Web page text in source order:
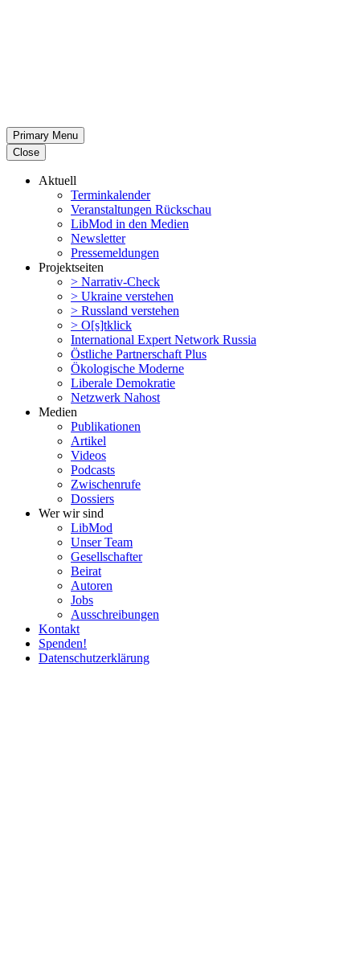
Primary Menu
Close
Aktuell
Termin­ka­lender
Veran­stal­tungen Rückschau
LibMod in den Medien
Newsletter
Presse­mel­dungen
Projekt­seiten
> Narrativ-Check
> Ukraine verstehen
> Russland verstehen
> O[s]tklick
Inter­na­tional Expert Network Russia
Östliche Partner­schaft Plus
Ökolo­gische Moderne
Liberale Demokratie
Netzwerk Nahost
Medien
Publi­ka­tionen
Artikel
Videos
Podcasts
Zwischenrufe
Dossiers
Wer wir sind
LibMod
Unser Team
Gesell­schafter
Beirat
Autoren
Jobs
Ausschrei­bungen
Kontakt
Spenden!
Daten­schutz­er­klärung